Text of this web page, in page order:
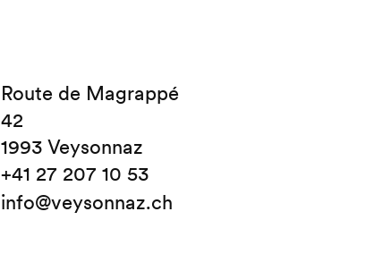
Route de Magrappé
42
1993 Veysonnaz
+41 27 207 10 53
info@veysonnaz.ch